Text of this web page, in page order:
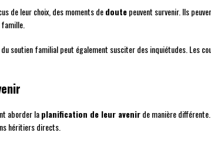
de leur choix, des moments dedoutepeuvent survenir. Ils
soutien familial peut également susciter des inquiétudes. Les
aborder laplanification de leur avenirde manière
héritiers directs.